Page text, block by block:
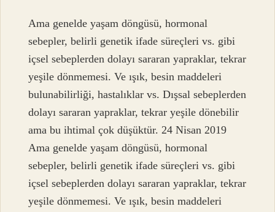
Ama genelde yaşam döngüsü, hormonal
sebepler, belirli genetik ifade süreçleri vs. gibi
içsel sebeplerden dolayı sararan yapraklar, tekrar
yeşile dönmemesi. Ve ışık, besin maddeleri
bulunabilirliği, hastalıklar vs. Dışsal sebeplerden
dolayı sararan yapraklar, tekrar yeşile dönebilir
ama bu ihtimal çok düşüktür. 24 Nisan 2019
Ama genelde yaşam döngüsü, hormonal
sebepler, belirli genetik ifade süreçleri vs. gibi
içsel sebeplerden dolayı sararan yapraklar, tekrar
yeşile dönmemesi. Ve ışık, besin maddeleri